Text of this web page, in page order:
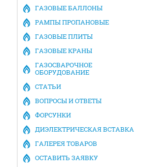
ГАЗОВЫЕ БАЛЛОНЫ
РАМПЫ ПРОПАНОВЫЕ
ГАЗОВЫЕ ПЛИТЫ
ГАЗОВЫЕ КРАНЫ
ГАЗОСВАРОЧНОЕ
ОБОРУДОВАНИЕ
СТАТЬИ
ВОПРОСЫ И ОТВЕТЫ
ФОРСУНКИ
ДИЭЛЕКТРИЧЕСКАЯ ВСТАВКА
ГАЛЕРЕЯ ТОВАРОВ
ОСТАВИТЬ ЗАЯВКУ